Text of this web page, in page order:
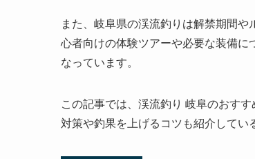
また、岐阜県の渓流釣りは解禁期間
心者向けの体験ツアーや必要な装備に
なっています。
この記事では、渓流釣り 岐阜のおす
対策や釣果を上げるコツも紹介してい